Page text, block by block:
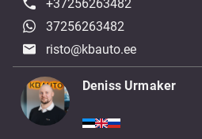
+37256263482
37256263482
risto@kbauto.ee
Deniss Urmaker